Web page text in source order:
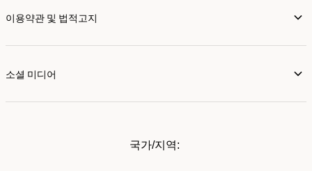
이용약관 및 법적고지
소셜 미디어
국가/지역: